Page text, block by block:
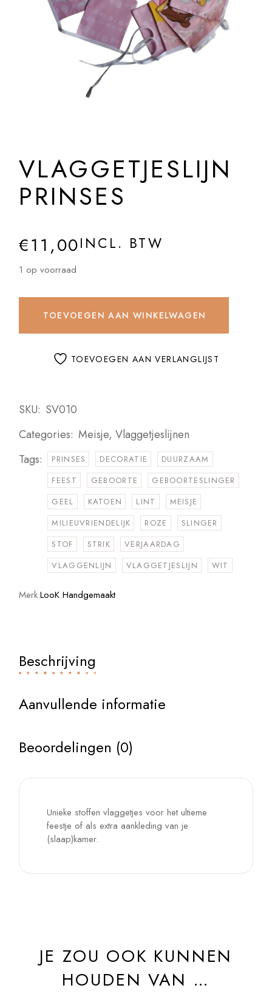
VLAGGETJESLIJN
PRINSES
€11,00INCL. BTW
1 op voorraad
TOEVOEGEN AAN WINKELWAGEN
TOEVOEGEN AAN VERLANGLIJST
SKU: SV010
Categories: Meisje,Vlaggetjeslijnen
Tags:
PRINSES DECORATIE
DUURZAAM
FEEST
GEBOORTE
GEBOORTESLINGER
GEEL
KATOEN LINT
MEISJE
MILIEUVRIENDELIJK
ROZE
SLINGER
STOF
STRIK
VERJAARDAG
VLAGGENLIJN
VLAGGETJESLIJN WIT
Merk:LooK Handgemaakt
Beschrijving
Aanvullende informatie
Beoordelingen (0)
Unieke stoffen vlaggetjes voor het ultieme
feestje of als extra aankleding van je
(slaap)kamer.
JE ZOU OOK KUNNEN
HOUDEN VAN …